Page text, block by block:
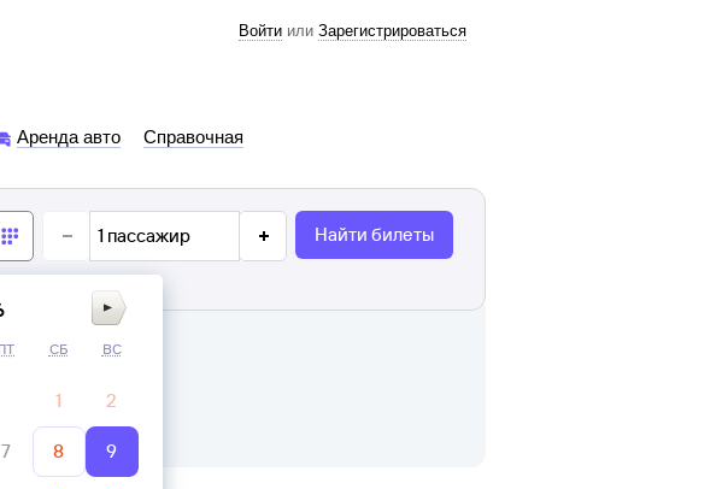
Войти или Зарегистрироваться
Аренда авто Справочная
1 пассажир Найти билеты
СБ ВС
1 2
7 8 9